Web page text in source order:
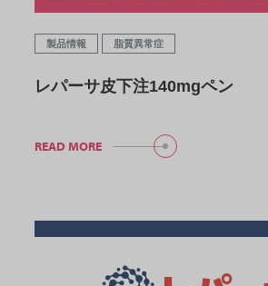
製品情報 脂質異常症
レパーサ皮下注140mgペン
READ MORE